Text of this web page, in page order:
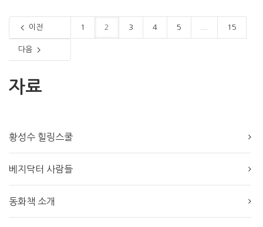
이전 1 2 3 4 5 15
다음
자료
황성수 힐링스쿨
베지닥터 사람들
동화책 소개